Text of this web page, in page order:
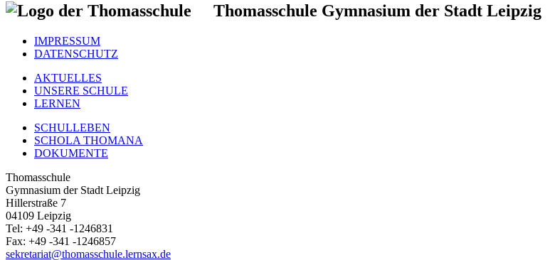
Thomasschule Gymnasium der Stadt Leipzig
IMPRESSUM
DATENSCHUTZ
AKTUELLES
UNSERE SCHULE
LERNEN
SCHULLEBEN
SCHOLA THOMANA
DOKUMENTE
Thomasschule
Gymnasium der Stadt Leipzig
Hillerstraße 7
04109 Leipzig
Tel: +49 -341 -1246831
Fax: +49 -341 -1246857
sekretariat@thomasschule.lernsax.de